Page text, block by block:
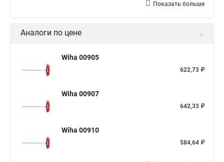
Показать больше
Аналоги по цене
Wiha 00905
622,73 ₽
Wiha 00907
642,33 ₽
Wiha 00910
584,64 ₽